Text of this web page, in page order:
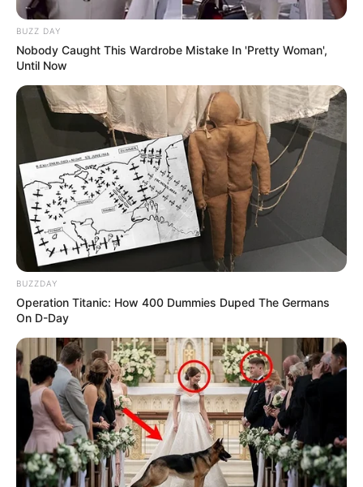
4ème: 2 INFANT PERRINE
5ème: 4 GHOSTBUSTER
6ème: 6 FIRST DU BOIS
7ème: 8 FALCO DES ROCHERS
Le regret ou en cas de non-partant: 15 EQUINOXE JIEL
Une quarantaine de pronostics de la meilleure presse du
PMU à consulter un peu plus bas sur cette même page.
Synthèse incontournable du Quinté du jour
en 5 chevaux proposée par Logic-Prono
Nouveau!Obtenez en quelques secondes le meilleur
pronostic Quinté du jour. Grâce à cette nouvelle version de
LOGIC-PRONO, le simulateur automatique de pronostics
PMU. Véritable service en or offert aux parieurs, pour un
Turf 100% gratuit. Choisissez parmi les 38 pronostics de la
presse du jour et passez les à la « moulinette ».
Quelle est l’arrivée et qui est le cheval
BUZZ DAY
Nobody Caught This Wardrobe Mistake In 'Pretty Woman',
Until Now
BUZZDAY
Operation Titanic: How 400 Dummies Duped The Germans
On D-Day